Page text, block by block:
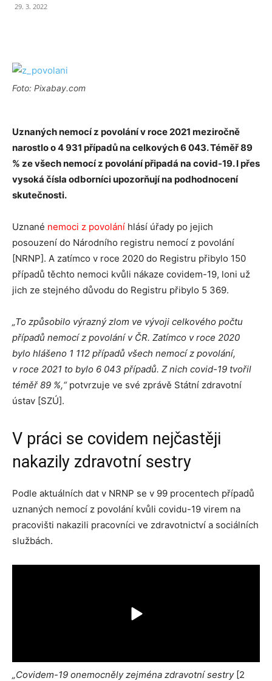
29. 3. 2022
Foto: Pixabay.com
Uznaných nemocí z povolání v roce 2021 meziročně
narostlo o 4 931 případů na celkových 6 043. Téměř 89
% ze všech nemocí z povolání připadá na covid-19. I přes
vysoká čísla odborníci upozorňují na podhodnocení
skutečnosti.
Uznané nemoci z povolání hlásí úřady po jejich
posouzení do Národního registru nemocí z povolání
[NRNP]. A zatímco v roce 2020 do Registru přibylo 150
případů těchto nemoci kvůli nákaze covidem-19, loni už
jich ze stejného důvodu do Registru přibylo 5 369.
„To způsobilo výrazný zlom ve vývoji celkového počtu
případů nemocí z povolání v ČR. Zatímco v roce 2020
bylo hlášeno 1 112 případů všech nemocí z povolání,
v roce 2021 to bylo 6 043 případů. Z nich covid-19 tvořil
téměř 89 %,“ potvrzuje ve své zprávě Státní zdravotní
ústav [SZÚ].
V práci se covidem nejčastěji
nakazily zdravotní sestry
Podle aktuálních dat v NRNP se v 99 procentech případů
uznaných nemocí z povolání kvůli covidu-19 virem na
pracovišti nakazili pracovníci ve zdravotnictví a sociálních
službách.
„Covidem-19 onemocněly zejména zdravotní sestry [2